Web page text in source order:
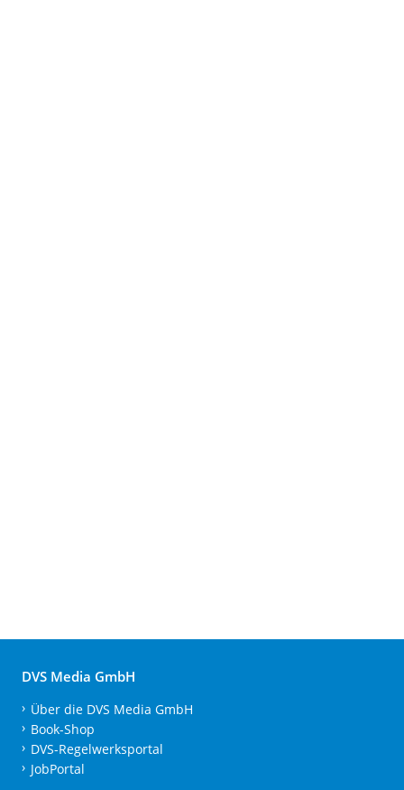
DVS Media GmbH
Über die DVS Media GmbH
Book-Shop
DVS-Regelwerksportal
JobPortal